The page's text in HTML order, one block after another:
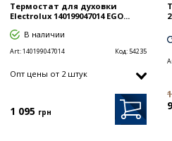
Термостат для духовки
Electrolux 140199047014 EGO...
В наличии
Art:140199047014 Код:54235
Опт цены от 2 штук
1 095 грн